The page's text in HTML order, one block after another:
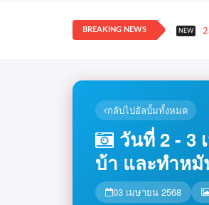
BREAKING NEWS NEW
กลับไปอัลบั้มทั้งหมด
วันที่ 2 - 3
บ้า และทำห
03 เมษายน 2568